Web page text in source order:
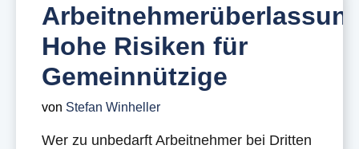
Hohe Risiken für
Gemeinnützige
von Stefan Winheller
Wer zu unbedarft Arbeitnehmer bei Dritten